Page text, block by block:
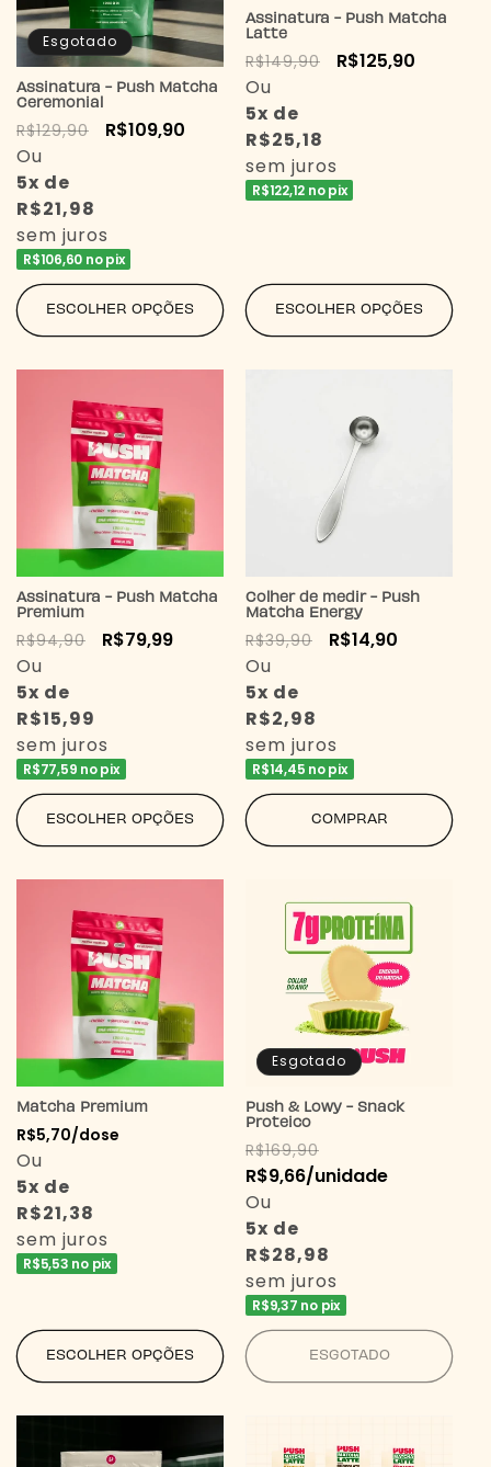
Esgotado
Assinatura - Push Matcha
Ceremonial
Preço
normal
R$129,90
Preço
R$109,90
Ou
5x de
R$21,98
sem juros
R$106,60 no pix
ESCOLHER OPÇÕES
Assinatura - Push Matcha
Latte
Preço
normal
R$149,90
Preço
R$125,90
Ou
5x de
R$25,18
sem juros
R$122,12 no pix
ESCOLHER OPÇÕES
Assinatura - Push Matcha
Premium
Preço
normal
R$94,90
Preço
R$79,99
Ou
5x de
R$15,99
sem juros
R$77,59 no pix
ESCOLHER OPÇÕES
Colher de medir - Push
Matcha Energy
Preço
normal
R$39,90
Preço
R$14,90
Ou
5x de
R$2,98
sem juros
R$14,45 no pix
COMPRAR
Matcha Premium
Preço
normal
R$5,70/dose
Ou
5x de
R$21,38
sem juros
R$5,53 no pix
ESCOLHER OPÇÕES
Esgotado
Push & Lowy - Snack
Proteico
Preço
normal
R$169,90
promocional
R$9,66/unidade
Ou
5x de
R$28,98
sem juros
R$9,37 no pix
ESGOTADO